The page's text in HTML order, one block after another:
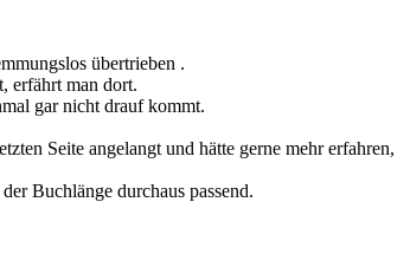
übertrieben .
erfährt man dort.
gar nicht drauf kommt.
Seite angelangt und hätte gerne mehr erfahren,
Buchlänge durchaus passend.